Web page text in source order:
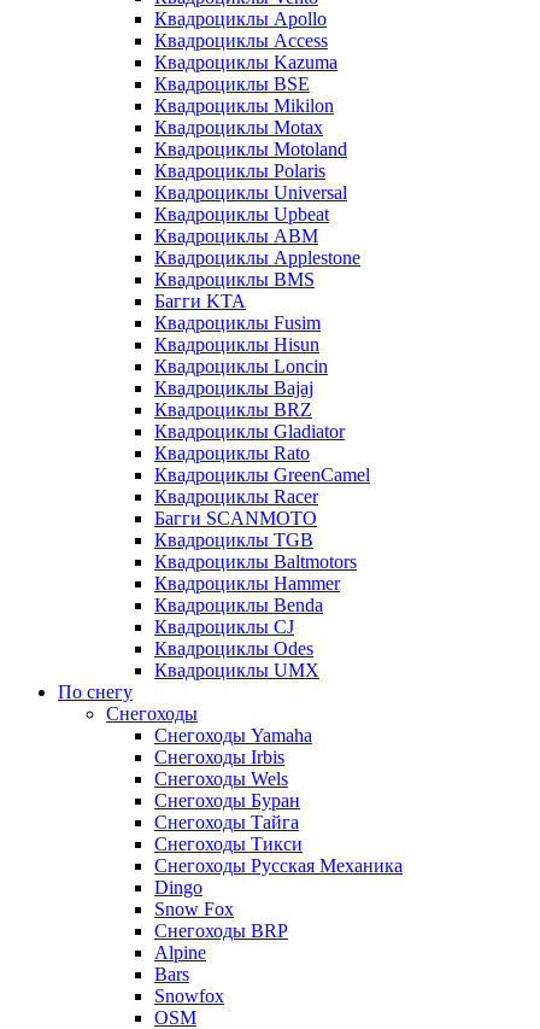
Квадроциклы Apollo
Квадроциклы Access
Квадроциклы Kazuma
Квадроциклы BSE
Квадроциклы Mikilon
Квадроциклы Motax
Квадроциклы Motoland
Квадроциклы Polaris
Квадроциклы Universal
Квадроциклы Upbeat
Квадроциклы ABM
Квадроциклы Applestone
Квадроциклы BMS
Багги KTA
Квадроциклы Fusim
Квадроциклы Hisun
Квадроциклы Loncin
Квадроциклы Bajaj
Квадроциклы BRZ
Квадроциклы Gladiator
Квадроциклы Rato
Квадроциклы GreenCamel
Квадроциклы Racer
Багги SCANMOTO
Квадроциклы TGB
Квадроциклы Baltmotors
Квадроциклы Hammer
Квадроциклы Benda
Квадроциклы CJ
Квадроциклы Odes
Квадроциклы UMX
По снегу
Снегоходы
Снегоходы Yamaha
Снегоходы Irbis
Снегоходы Wels
Снегоходы Буран
Снегоходы Тайга
Снегоходы Тикси
Снегоходы Русская Механика
Dingo
Snow Fox
Снегоходы BRP
Alpine
Bars
Snowfox
OSM